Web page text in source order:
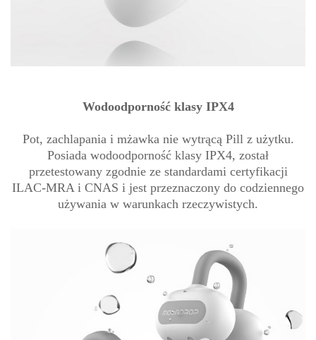
Wodoodporność klasy IPX4
Pot, zachlapania i mżawka nie wytrącą Pill z użytku.
Posiada wodoodporność klasy IPX4, został
przetestowany zgodnie ze standardami certyfikacji
ILAC-MRA i CNAS i jest przeznaczony do codziennego
używania w warunkach rzeczywistych.